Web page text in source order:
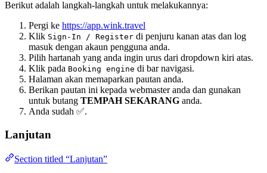
Berikut adalah langkah-langkah untuk melakukannya:
Pergi ke https://app.wink.travel
Klik Sign-In / Register di penjuru kanan atas dan log
masuk dengan akaun pengguna anda.
Pilih hartanah yang anda ingin urus dari dropdown kiri atas.
Klik pada Booking engine di bar navigasi.
Halaman akan memaparkan pautan anda.
Berikan pautan ini kepada webmaster anda dan gunakan
untuk butang TEMPAH SEKARANG anda.
Anda sudah ✅.
Lanjutan
Section titled “Lanjutan”